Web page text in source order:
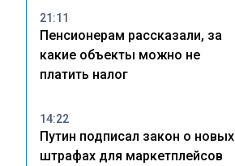
21:11
Пенсионерам рассказали, за
какие объекты можно не
платить налог
14:22
Путин подписал закон о новых
штрафах для маркетплейсов